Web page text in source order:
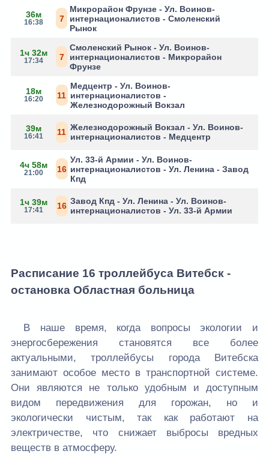
36м
16:38 7
Микрорайон Фрунзе - Ул. Воинов-
интернационалистов - Смоленский
Рынок
1ч 32м
17:34 7
Смоленский Рынок - Ул. Воинов-
интернационалистов - Микрорайон
Фрунзе
18м
16:20 11
Медцентр - Ул. Воинов-
интернационалистов -
Железнодорожный Вокзал
39м
16:41 11 Железнодорожный Вокзал - Ул. Воинов-
интернационалистов - Медцентр
4ч 58м
21:00 16
Ул. 33-й Армии - Ул. Воинов-
интернационалистов - Ул. Ленина - Завод
Кпд
1ч 39м
17:41 16 Завод Кпд - Ул. Ленина - Ул. Воинов-
интернационалистов - Ул. 33-й Армии
Расписание 16 троллейбуса Витебск -
остановка Областная больница
В наше время, когда вопросы экологии и
энергосбережения становятся все более
актуальными, троллейбусы города Витебска
занимают особое место в транспортной системе.
Они являются не только удобным и доступным
видом передвижения для горожан, но и
экологически чистым, так как работают на
электричестве, что снижает выбросы вредных
веществ в атмосферу.